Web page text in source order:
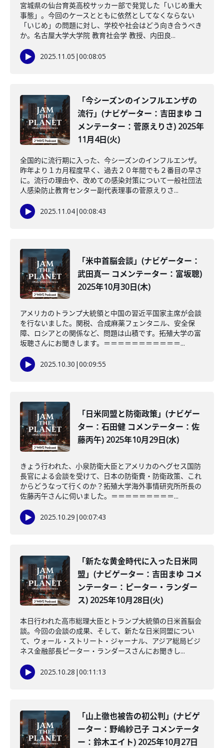
宮城県の仙台育英高校サッカー部で発覚した「いじめ重大
事態」。今回のケースとともに依然としてなくならない
「いじめ」の問題に対し、学校や社会はどう向き合うべき
か。名古屋大学大学院 教育社会学 教授、内田良...
2025.11.05 |00:08:05
「今シーズンのインフルエンザの
流行」(ナビゲーター：吉田まゆ コ
メンテーター：菅原えりさ) 2025年
11月4日(火)
全国的に流行期に入った、今シーズンのインフルエンザ。
昨年より１カ月程度早く、過去２０年間でも２番目の早さ
に。流行の理由や、改めての感染対策について一般社団法
人感染防止教育センター副代表理事の菅原えりさ...
2025.11.04|00:08:43
「米中首脳会談」(ナビゲーター：
武田真一 コメンテーター：富坂聰)
2025年10月30日(木)
アメリカのトランプ大統領と中国の習近平国家主席が会談
を行ないました。関税、合成麻薬フェンタニル、安全保
障、ロシアとの関係など、問題は山積です。拓殖大学の富
坂聰さんにお聞きします。＝＝＝＝＝＝＝＝＝＝＝...
2025.10.30 |00:09:55
「日米同盟と防衛政策」(ナビゲー
ター：石田健 コメンテーター：佐
藤丙午) 2025年10月29日(水)
きょう行われた、小泉防衛大臣とアメリカのヘグセス国防
長官による会談を受けて、日本の防衛費・防衛政策、これ
からどうなって行くのか？拓殖大学海外事情研究所所長の
佐藤丙午さんに伺いました。＝＝＝＝＝＝＝＝＝...
2025.10.29 |00:07:43
「新たな黄金時代に入った日米同
盟」(ナビゲーター：吉田まゆ コメ
ンテーター：ピーター・ランダー
ス) 2025年10月28日(火)
本日行われた高市総理大臣とトランプ大統領の日米首脳会
談。今回の会談の成果、そして、新たな日米同盟につい
て、ウォール・ストリート・ジャーナル、アジア総局ビジ
ネス金融部長ピーター・ランダースさんにお聞きし...
2025.10.28 |00:11:13
「山上徹也被告の初公判」(ナビゲ
ーター：野嶋紗己子 コメンテータ
ー：鈴木エイト) 2025年10月27日